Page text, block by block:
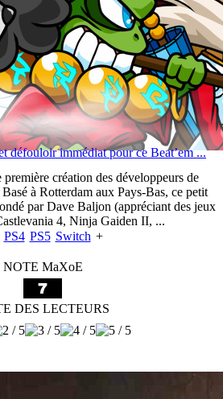
défouloir immédiat pour ce Beat’em ...
première création des développeurs de
à Rotterdam aux Pays-Bas, ce petit
par Dave Baljon (appréciant des jeux
4, Ninja Gaiden II, ...
PS4 PS5 Switch +
NOTE MaXoE
DES LECTEURS